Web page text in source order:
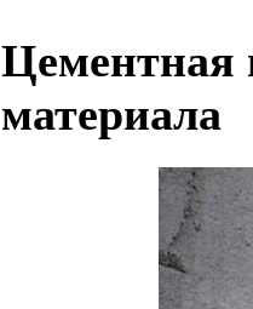
Цементная
материала